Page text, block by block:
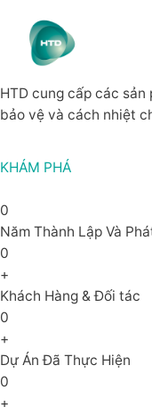
GIẢI PHÁP
vững
HTD cung cấp các
bảo vệ và cách nhiệt
KHÁM PHÁ
0
Năm Thành Lập Và
0
+
Khách Hàng & Đối tác
0
+
Dự Án Đã Thực Hiện
0
+